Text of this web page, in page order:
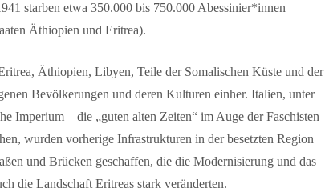
starben etwa 350.000 bis 750.000 Abessinier*innen
Äthiopien und Eritrea).
Äthiopien, Libyen, Teile der Somalischen Küste und der
Bevölkerungen und deren Kulturen einher. Italien, unter
Imperium – die „guten alten Zeiten“ im Auge der Faschisten
wurden vorherige Infrastrukturen in der besetzten Region
und Brücken geschaffen, die die Modernisierung und das
die Landschaft Eritreas stark veränderten.